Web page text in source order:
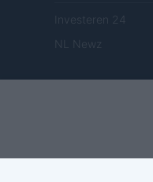
Investeren 24
NL Newz